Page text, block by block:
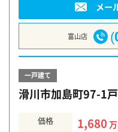
一戸建て
滑川市加島町97-1
価格 1,680
メー
富山店